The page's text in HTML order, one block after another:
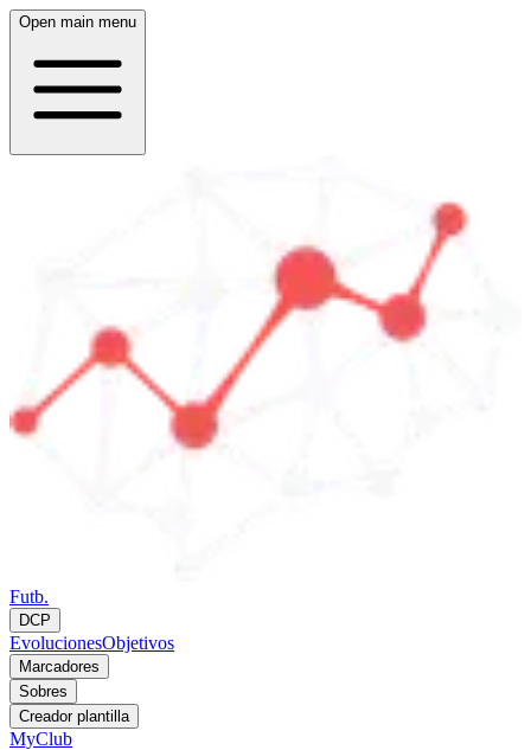
Open main menu
Futb.
DCP
EvolucionesObjetivos
Marcadores
Sobres
Creador plantilla
MyClub